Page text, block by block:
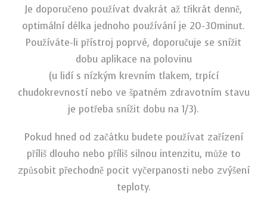
Je doporučeno používat dvakrát až třikrát denně,
optimální délka jednoho používání je 20-30minut.
Používáte-li přístroj poprvé, doporučuje se snížit
dobu aplikace na polovinu
(u lidí s nízkým krevním tlakem, trpící
chudokrevností nebo ve špatném zdravotním stavu
je potřeba snížit dobu na 1/3).
Pokud hned od začátku budete používat zařízení
příliš dlouho nebo příliš silnou intenzitu, může to
způsobit přechodně pocit vyčerpanosti nebo zvýšení
teploty.